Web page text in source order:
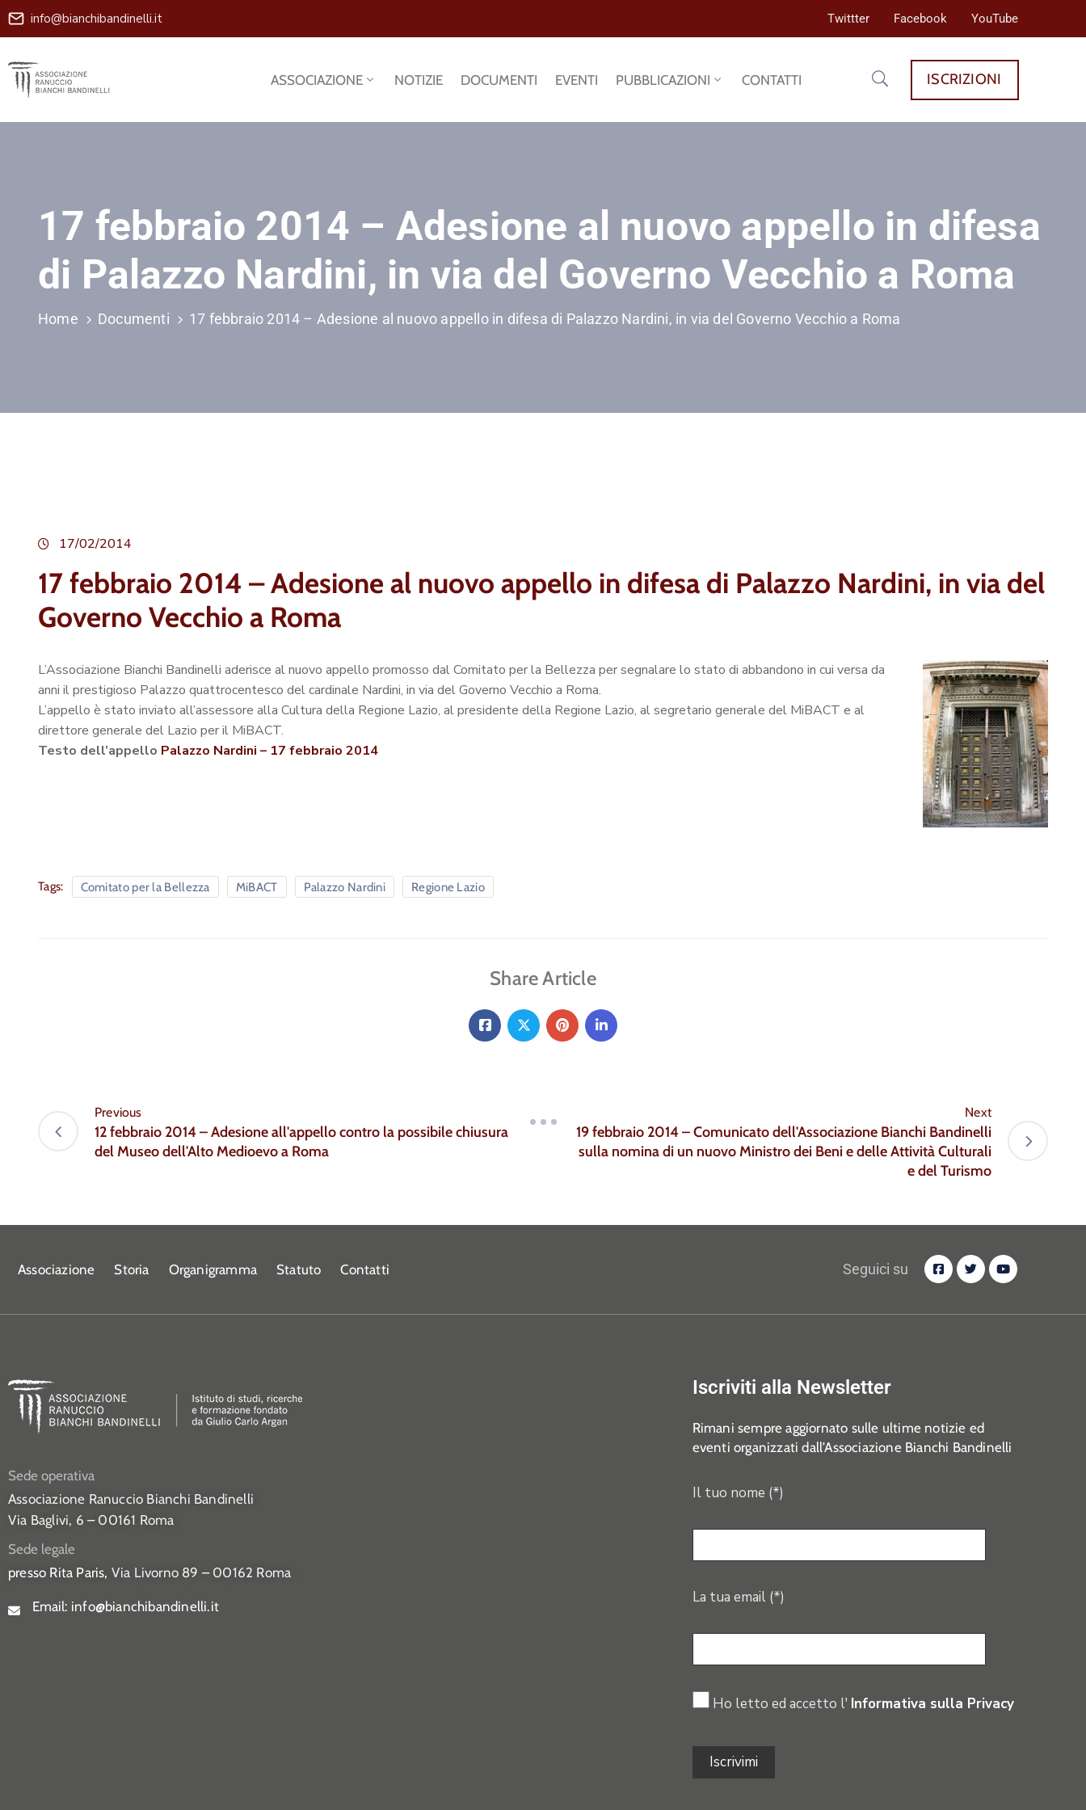
info@bianchibandinelli.it Twittter Facebook YouTube
ASSOCIAZIONE NOTIZIE DOCUMENTI EVENTI PUBBLICAZIONI CONTATTI ISCRIZIONI
17 febbraio 2014 – Adesione al nuovo appello in difesa
di Palazzo Nardini, in via del Governo Vecchio a Roma
Home Documenti 17 febbraio 2014 – Adesione al nuovo appello in difesa di Palazzo Nardini, in via del Governo Vecchio a Roma
17/02/2014
17 febbraio 2014 – Adesione al nuovo appello in difesa di Palazzo Nardini, in via del
Governo Vecchio a Roma
L’Associazione Bianchi Bandinelli aderisce al nuovo appello promosso dal Comitato per la Bellezza per segnalare lo stato di abbandono in cui versa da
anni il prestigioso Palazzo quattrocentesco del cardinale Nardini, in via del Governo Vecchio a Roma.
L’appello è stato inviato all’assessore alla Cultura della Regione Lazio, al presidente della Regione Lazio, al segretario generale del MiBACT e al
direttore generale del Lazio per il MiBACT.
Testo dell’appello Palazzo Nardini – 17 febbraio 2014
Tags: Comitato per la Bellezza MiBACT Palazzo Nardini Regione Lazio
Share Article
Previous
12 febbraio 2014 – Adesione all'appello contro la possibile chiusura
del Museo dell'Alto Medioevo a Roma
Next
19 febbraio 2014 – Comunicato dell'Associazione Bianchi Bandinelli
sulla nomina di un nuovo Ministro dei Beni e delle Attività Culturali
e del Turismo
Associazione Storia Organigramma Statuto Contatti Seguici su
Sede operativa
Associazione Ranuccio Bianchi Bandinelli
Via Baglivi, 6 – 00161 Roma
Sede legale
presso Rita Paris, Via Livorno 89 – 00162 Roma
Email: info@bianchibandinelli.it
Iscriviti alla Newsletter
Rimani sempre aggiornato sulle ultime notizie ed
eventi organizzati dall’Associazione Bianchi Bandinelli
Il tuo nome (*)
La tua email (*)
Ho letto ed accetto l' Informativa sulla Privacy